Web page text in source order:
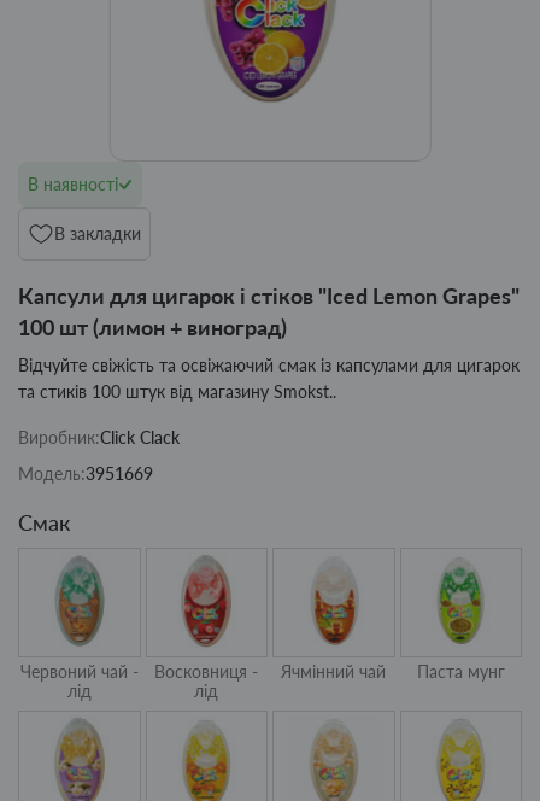
В наявності
В закладки
Капсули для цигарок і стіков "Iced Lemon Grapes"
100 шт (лимон + виноград)
Відчуйте свіжість та освіжаючий смак із капсулами для цигарок
та стиків 100 штук від магазину Smokst..
Виробник:Click Clack
Модель:3951669
Смак
Червоний чай -
лід
Восковниця -
лід
Ячмінний чай Паста мунг